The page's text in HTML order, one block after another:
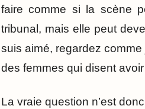
faire comme si la scène
tribunal, mais elle peut
suis aimé, regardez
des femmes qui disent
La vraie question n’est